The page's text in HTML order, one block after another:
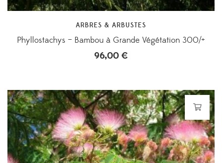
ARBRES & ARBUSTES
Phyllostachys – Bambou à Grande Végétation 300/+
96,00 €